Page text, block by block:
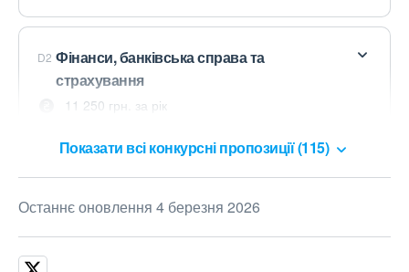
D2 Фінанси, банківська справа та
страхування
11 250 грн. за рік
Показати всі конкурсні пропозиції (115)
Останнє оновлення 4 березня 2026